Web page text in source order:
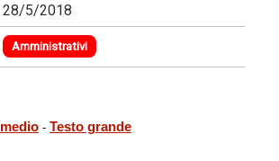
28/5/2018
Amministrativi
medio - Testo grande